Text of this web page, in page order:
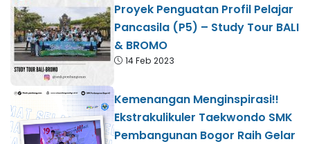
Proyek Penguatan Profil Pelajar
Pancasila (P5) – Study Tour BALI
& BROMO
14 Feb 2023
Kemenangan Menginspirasi!!
Ekstrakulikuler Taekwondo SMK
Pembangunan Bogor Raih Gelar